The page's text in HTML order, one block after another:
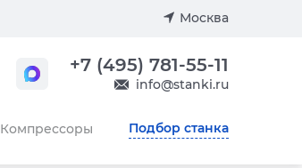
Москва
+7 (495) 781-55-11
info@stanki.ru
Компрессоры Подбор станка